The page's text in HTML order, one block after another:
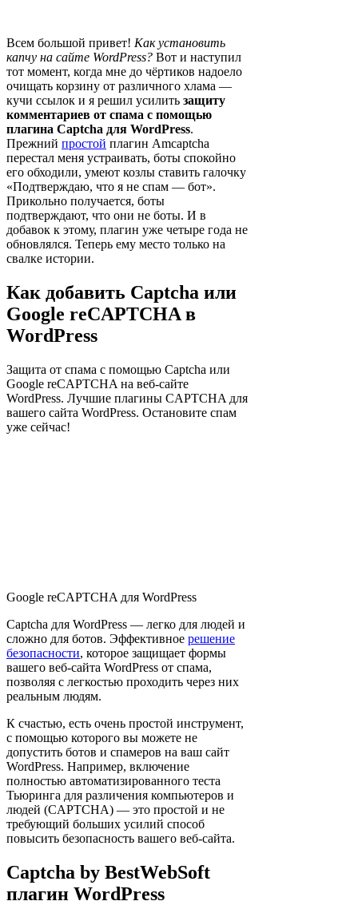
Всем большой привет! Как установить
капчу на сайте WordPress? Вот и наступил
тот момент, когда мне до чёртиков надоело
очищать корзину от различного хлама —
кучи ссылок и я решил усилить защиту
комментариев от спама с помощью
плагина Captcha для WordPress.
Прежний простой плагин Amcaptcha
перестал меня устраивать, боты спокойно
его обходили, умеют козлы ставить галочку
«Подтверждаю, что я не спам — бот».
Прикольно получается, боты
подтверждают, что они не боты. И в
добавок к этому, плагин уже четыре года не
обновлялся. Теперь ему место только на
свалке истории.
Как добавить Captcha или
Google reCAPTCHA в
WordPress
Защита от спама с помощью Captcha или
Google reCAPTCHA на веб-сайте
WordPress. Лучшие плагины CAPTCHA для
вашего сайта WordPress. Остановите спам
уже сейчас!
Google reCAPTCHA для WordPress
Captcha для WordPress — легко для людей и
сложно для ботов. Эффективное решение
безопасности, которое защищает формы
вашего веб-сайта WordPress от спама,
позволяя с легкостью проходить через них
реальным людям.
К счастью, есть очень простой инструмент,
с помощью которого вы можете не
допустить ботов и спамеров на ваш сайт
WordPress. Например, включение
полностью автоматизированного теста
Тьюринга для различения компьютеров и
людей (CAPTCHA) — это простой и не
требующий больших усилий способ
повысить безопасность вашего веб-сайта.
Captcha by BestWebSoft
плагин WordPress